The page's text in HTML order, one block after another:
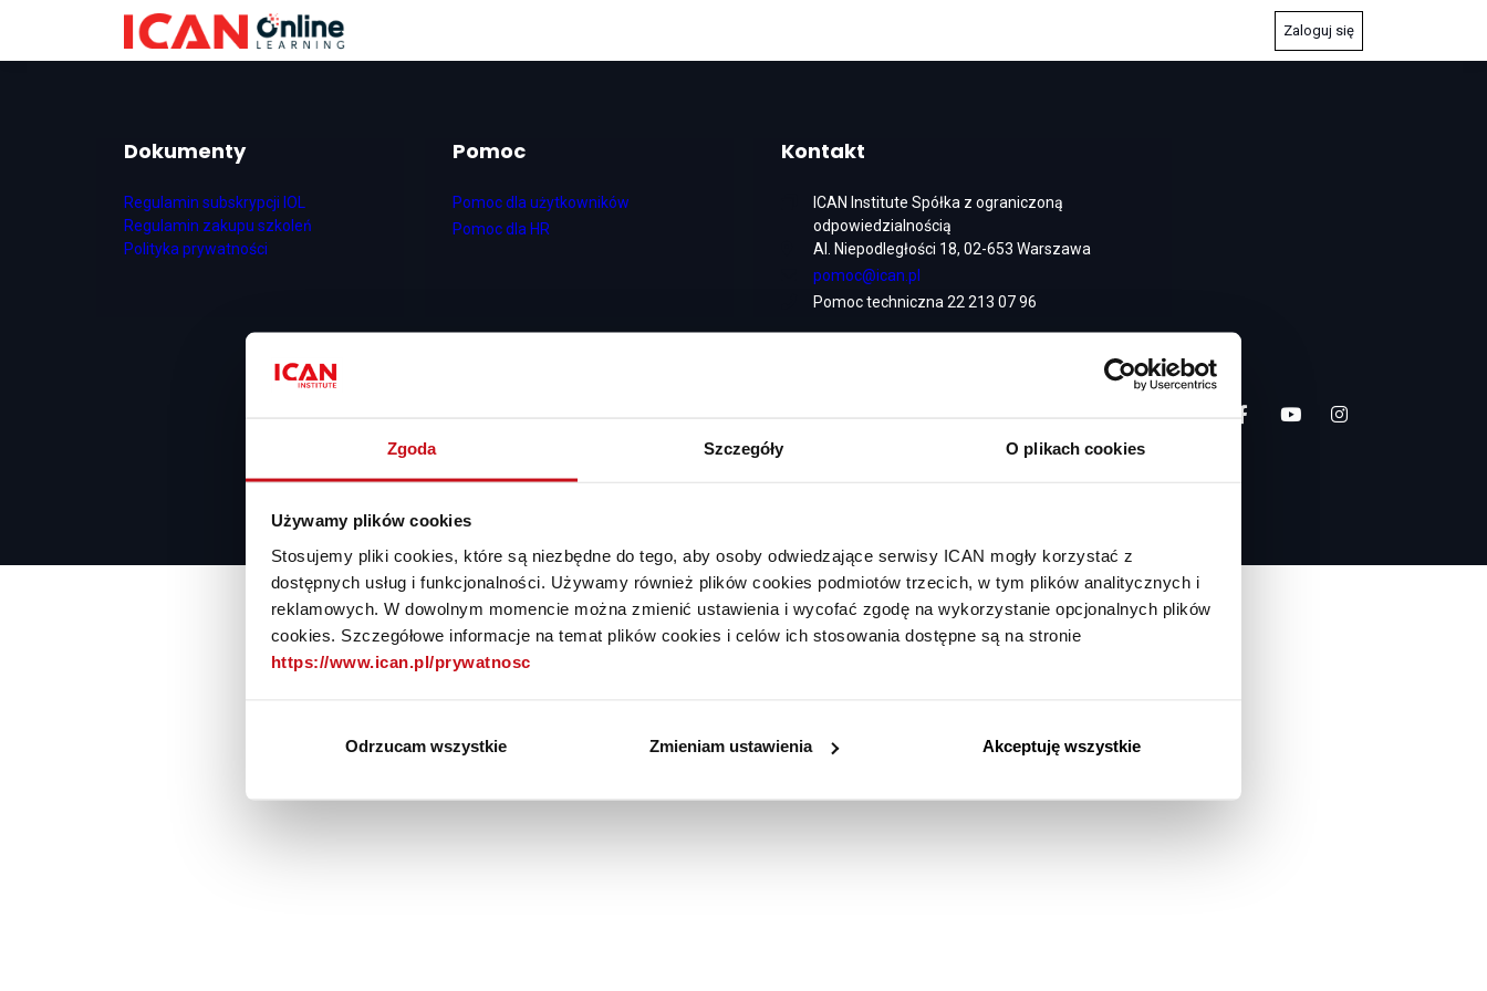
Zgoda Szczegóły O plikach cookies
Używamy plików cookies
Stosujemy pliki cookies, które są niezbędne do tego, aby osoby odwiedzające serwisy ICAN mogły korzystać z
dostępnych usług i funkcjonalności. Używamy również plików cookies podmiotów trzecich, w tym plików analitycznych i
reklamowych. W dowolnym momencie można zmienić ustawienia i wycofać zgodę na wykorzystanie opcjonalnych plików
cookies. Szczegółowe informacje na temat plików cookies i celów ich stosowania dostępne są na stronie
https://www.ican.pl/prywatnosc
Odrzucam wszystkie Zmieniam ustawienia Akceptuję wszystkie
Zaloguj się
Dokumenty
Regulamin subskrypcji IOL
Regulamin zakupu szkoleń
Polityka prywatności
Pomoc
Pomoc dla użytkowników
Pomoc dla HR
Kontakt
ICAN Institute Spółka z ograniczoną
odpowiedzialnością
Al. Niepodległości 18, 02-653 Warszawa
pomoc@ican.pl
Pomoc techniczna 22 213 07 96